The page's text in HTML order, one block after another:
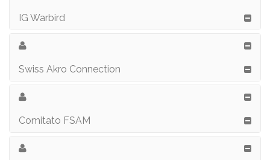
IG Warbird
Swiss Akro Connection
Comitato FSAM